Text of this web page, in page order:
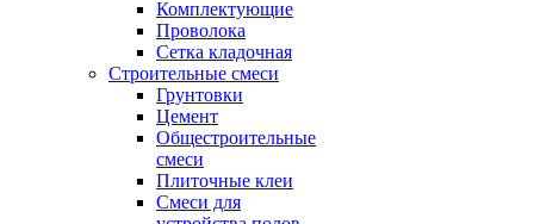
Комплектующие
Проволока
Сетка кладочная
Строительные смеси
Грунтовки
Цемент
Общестроительные
смеси
Плиточные клеи
Смеси для